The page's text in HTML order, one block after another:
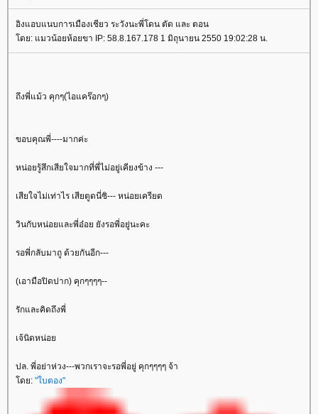
อิงแอบแนบการเมืองเชียว ระวังนะพี่โดน ตัด และ ตอน
ดย: แมวน้อยห้อยขา IP: 58.8.167.178 1 มิถุนายน 2550 19:02:28 น.
ถึงพี่แม้ว คุกๆ(ไอแคร๊อกๆ)
ขอบคุณพี่----มากค่ะ
หน่อยรู้สึกเสียใจมากที่พี่ไม่อยู่เคียงข้าง ---
เสียใจไม่เท่าไร เสียตูดนี่ซิ--- หน่อยเครียด
วินกับหน่อยและพี่อ๋อย ยังรอพี่อยู่นะคะ
รอพี่กลับมาถู ด้วยกันอีก---
(เอามือปิดปาก) คุกๆๆๆๆ--
รักและคิดถึงพี่
เจ้นิดหน่อ
ปล. พี่อย่าห่วง---พวกเราจะรอพี่อยู่ คุกๆๆๆๆ จ้า
ดย: "ใบตอง"